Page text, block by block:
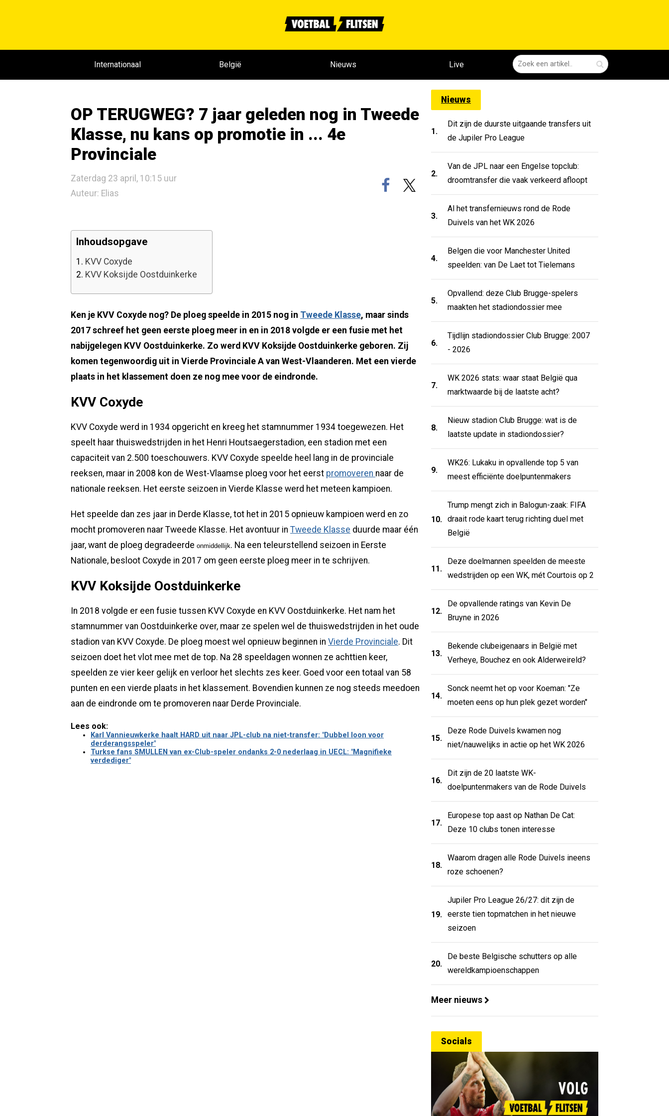
Internationaal België Nieuws Live
OP TERUGWEG? 7 jaar geleden nog in Tweede
Klasse, nu kans op promotie in ... 4e
Provinciale
Zaterdag 23 april, 10:15 uur
Auteur: Elias
Inhoudsopgave
1. KVV Coxyde
2. KVV Koksijde Oostduinkerke
Ken je KVV Coxyde nog? De ploeg speelde in 2015 nog in Tweede Klasse, maar sinds
2017 schreef het geen eerste ploeg meer in en in 2018 volgde er een fusie met het
nabijgelegen KVV Oostduinkerke. Zo werd KVV Koksijde Oostduinkerke geboren. Zij
komen tegenwoordig uit in Vierde Provinciale A van West-Vlaanderen. Met een vierde
plaats in het klassement doen ze nog mee voor de eindronde.
KVV Coxyde
KVV Coxyde werd in 1934 opgericht en kreeg het stamnummer 1934 toegewezen. Het
speelt haar thuiswedstrijden in het Henri Houtsaegerstadion, een stadion met een
capaciteit van 2.500 toeschouwers. KVV Coxyde speelde heel lang in de provinciale
reeksen, maar in 2008 kon de West-Vlaamse ploeg voor het eerst promoveren naar de
nationale reeksen. Het eerste seizoen in Vierde Klasse werd het meteen kampioen.
Het speelde dan zes jaar in Derde Klasse, tot het in 2015 opnieuw kampioen werd en zo
mocht promoveren naar Tweede Klasse. Het avontuur in Tweede Klasse duurde maar één
jaar, want de ploeg degradeerde onmiddellijk. Na een teleurstellend seizoen in Eerste
Nationale, besloot Coxyde in 2017 om geen eerste ploeg meer in te schrijven.
KVV Koksijde Oostduinkerke
In 2018 volgde er een fusie tussen KVV Coxyde en KVV Oostduinkerke. Het nam het
stamnummer van Oostduinkerke over, maar ze spelen wel de thuiswedstrijden in het oude
stadion van KVV Coxyde. De ploeg moest wel opnieuw beginnen in Vierde Provinciale. Dit
seizoen doet het vlot mee met de top. Na 28 speeldagen wonnen ze achttien keer,
speelden ze vier keer gelijk en verloor het slechts zes keer. Goed voor een totaal van 58
punten en een vierde plaats in het klassement. Bovendien kunnen ze nog steeds meedoen
aan de eindronde om te promoveren naar Derde Provinciale.
Lees ook:
Karl Vannieuwkerke haalt HARD uit naar JPL-club na niet-transfer: "Dubbel loon voor
derderangsspeler"
Turkse fans SMULLEN van ex-Club-speler ondanks 2-0 nederlaag in UECL: "Magnifieke
verdediger"
Nieuws
1.
Dit zijn de duurste uitgaande transfers uit
de Jupiler Pro League
2.
Van de JPL naar een Engelse topclub:
droomtransfer die vaak verkeerd afloopt
3.
Al het transfernieuws rond de Rode
Duivels van het WK 2026
4.
Belgen die voor Manchester United
speelden: van De Laet tot Tielemans
5.
Opvallend: deze Club Brugge-spelers
maakten het stadiondossier mee
6.
Tijdlijn stadiondossier Club Brugge: 2007
- 2026
7.
WK 2026 stats: waar staat België qua
marktwaarde bij de laatste acht?
8.
Nieuw stadion Club Brugge: wat is de
laatste update in stadiondossier?
9.
WK26: Lukaku in opvallende top 5 van
meest efficiënte doelpuntenmakers
10.
Trump mengt zich in Balogun-zaak: FIFA
draait rode kaart terug richting duel met
België
11.
Deze doelmannen speelden de meeste
wedstrijden op een WK, mét Courtois op 2
12.
De opvallende ratings van Kevin De
Bruyne in 2026
13.
Bekende clubeigenaars in België met
Verheye, Bouchez en ook Alderweireld?
14.
Sonck neemt het op voor Koeman: "Ze
moeten eens op hun plek gezet worden"
15.
Deze Rode Duivels kwamen nog
niet/nauwelijks in actie op het WK 2026
16.
Dit zijn de 20 laatste WK-
doelpuntenmakers van de Rode Duivels
17.
Europese top aast op Nathan De Cat:
Deze 10 clubs tonen interesse
18.
Waarom dragen alle Rode Duivels ineens
roze schoenen?
19.
Jupiler Pro League 26/27: dit zijn de
eerste tien topmatchen in het nieuwe
seizoen
20.
De beste Belgische schutters op alle
wereldkampioenschappen
Meer nieuws
Socials